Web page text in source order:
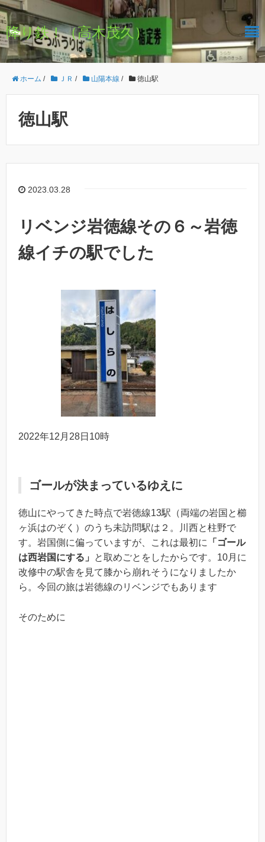
降り鉄！（高木茂久）
ホーム / ＪＲ / 山陽本線 / 徳山駅
徳山駅
2023.03.28
リベンジ岩徳線その６～岩徳
線イチの駅でした
2022年12月28日10時
ゴールが決まっているゆえに
徳山にやってきた時点で岩徳線13駅（両端の岩国と櫛
ヶ浜はのぞく）のうち未訪問駅は２。川西と柱野で
す。岩国側に偏っていますが、これは最初に
「ゴール
は西岩国にする」
と取めごとをしたからです。10月に
改修中の駅舎を見て膝から崩れそうになりましたか
ら。今回の旅は岩徳線のリベンジでもあります
そのために